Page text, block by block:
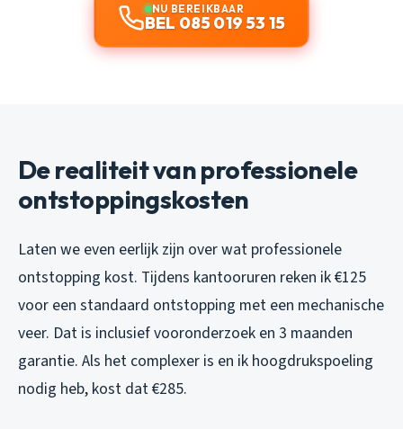
NU BEREIKBAAR
BEL 085 019 53 15
De realiteit van professionele
ontstoppingskosten
Laten we even eerlijk zijn over wat professionele
ontstopping kost. Tijdens kantooruren reken ik €125
voor een standaard ontstopping met een mechanische
veer. Dat is inclusief vooronderzoek en 3 maanden
garantie. Als het complexer is en ik hoogdrukspoeling
nodig heb, kost dat €285.